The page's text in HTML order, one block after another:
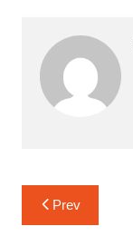
Post
navigation
Prev